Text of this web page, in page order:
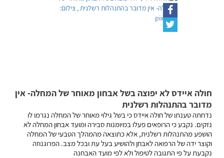
חולה איידס לא יפוצה בשל אבחון מאוחר של המחלה- אין
מדובר בהתנהלות רשלנית
נדחתה טענתו של חולה איידס כי בשל גילוי מאוחר של המחלה נגרמו לו
נזקים. נקבע כי הרופאים פעלו במיומנות סבירה ומועד אבחון המחלה לא
הושפע מהתנהלות רשלנית, אלא כתוצאה מהמהלך הטבעי של המחלה
וקוצר ידה של הרפואה לאבחן ולהושיע בעל עת ובכל מצב. הפרוגנוזה
נקבעת על פי התגובה לטיפול ולא לפי מועד האבחנה